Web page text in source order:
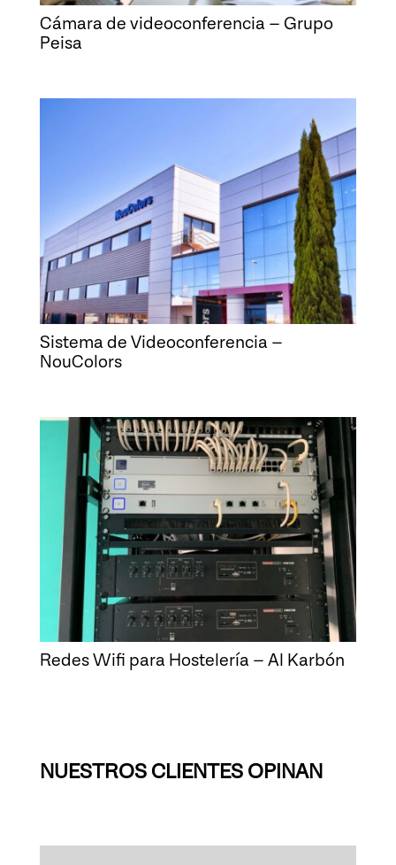
Cámara de videoconferencia – Grupo
Peisa
Sistema de Videoconferencia –
NouColors
Redes Wifi para Hostelería – Al Karbón
NUESTROS CLIENTES OPINAN